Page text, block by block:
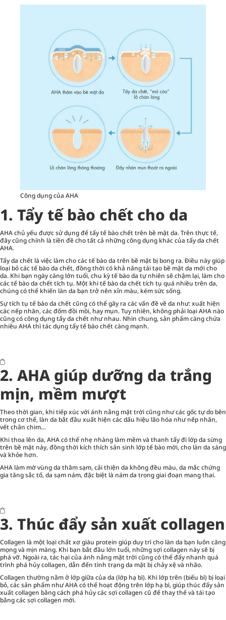
Công dụng của AHA
1. Tẩy tế bào chết cho da
AHA chủ yếu được sử dụng để tẩy tế bào chết trên bề mặt da. Trên thực tế,
đây cũng chính là tiền đề cho tất cả những công dụng khác của tẩy da chết
AHA.
Tẩy da chết là việc làm cho các tế bào da trên bề mặt bị bong ra. Điều này giúp
loại bỏ các tế bào da chết, đồng thời có khả năng tái tạo bề mặt da mới cho
da. Khi bạn ngày càng lớn tuổi, chu kỳ tế bào da tự nhiên sẽ chậm lại, làm cho
các tế bào da chết tích tụ. Một khi tế bào da chết tích tụ quá nhiều trên da,
chúng có thể khiến làn da bạn trở nên xỉn màu, kém sức sống.
các nếp nhăn, các đốm đồi mồi, hay mụn. Tuy nhiên, không phải loại AHA nào
cũng có công dụng tẩy da chết như nhau. Nhìn chung, sản phẩm càng chứa
nhiều AHA thì tác dụng tẩy tế bào chết càng mạnh.
2. AHA giúp dưỡng da trắng
mịn, mềm mượt
Theo thời gian, khi tiếp xúc với ánh nắng mặt trời cũng như các gốc tự do bên
trong cơ thể, làn da bắt đầu xuất hiện các dấu hiệu lão hóa như nếp nhăn,
vết chân chim…
Khi thoa lên da, AHA có thể nhẹ nhàng làm mềm và thanh tẩy đi lớp da sừng
trên bề mặt này, đồng thời kích thích sản sinh lớp tế bào mời, cho làn da sáng
và khỏe hơn.
AHA làm mờ vùng da thâm sạm, cải thiện da không đều màu, da mắc chứng
gia tăng sắc tố, da sạm nám, đặc biệt là nám da trong giai đoạn mang thai.
3. Thúc đẩy sản xuất collagen
Collagen là một loại chất xơ giàu protein giúp duy trì cho làn da bạn luôn căng
mọng và mịn màng. Khi bạn bắt đầu lớn tuổi, những sợi collagen này sẽ bị
phá vỡ. Ngoài ra, tác hại của ánh nắng mặt trời cũng có thể đẩy nhanh quá
trình phá hủy collagen, dẫn đến tình trạng da mặt bị chảy xệ và nhão.
Collagen thường nằm ở lớp giữa của da (lớp hạ bì). Khi lớp trên (biểu bì) bị loại
bỏ, các sản phẩm như AHA có thể hoạt động trên lớp hạ bì, giúp thúc đẩy sản
xuất collagen bằng cách phá hủy các sợi collagen cũ để thay thế và tái tạo
bằng các sợi collagen mới.